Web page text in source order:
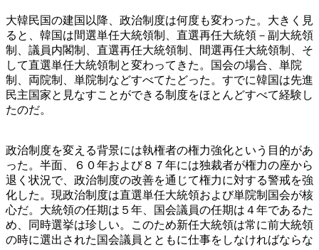
大韓民国の建国以降、政治制度は何度も変わった。大きく見
ると、韓国は間選単任大統領制、直選再任大統領－副大統領
制、議員内閣制、直選再任大統領制、間選再任大統領制、そ
して直選単任大統領制と変わってきた。国会の場合、単院
制、両院制、単院制などすべてたどった。すでに韓国は先進
民主国家と見なすことができる制度をほとんどすべて経験し
たのだ。
政治制度を変える背景には執権者の権力強化という目的があ
った。半面、６０年および８７年には独裁者が権力の座から
退く状況で、政治制度の改善を通じて権力に対する警戒を強
化した。現政治制度は直選単任大統領および単院制国会が核
心だ。大統領の任期は５年、国会議員の任期は４年であるた
め、同時選挙は珍しい。このため新任大統領は常に前大統領
の時に選出された国会議員とともに仕事をしなければならな